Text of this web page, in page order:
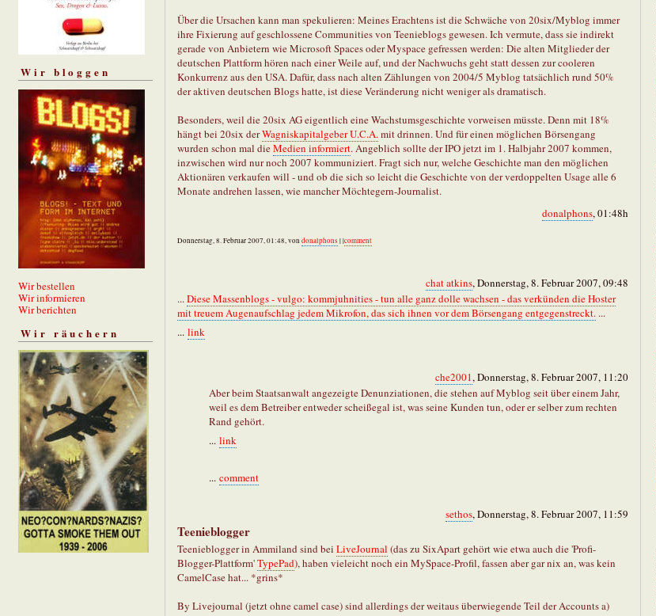
Wir bloggen
Wir bestellen
Wir informieren
Wir berichten
Wir räuchern
Über die Ursachen kann man spekulieren: Meines Erachtens ist die Schwäche von 20six/Myblog immer
ihre Fixierung auf geschlossene Communities von Teenieblogs gewesen. Ich vermute, dass sie indirekt
gerade von Anbietern wie Microsoft Spaces oder Myspace gefressen werden: Die alten Mitglieder der
deutschen Plattform hören nach einer Weile auf, und der Nachwuchs geht statt dessen zur cooleren
Konkurrenz aus den USA. Dafür, dass nach alten Zählungen von 2004/5 Myblog tatsächlich rund 50%
der aktiven deutschen Blogs hatte, ist diese Veränderung nicht weniger als dramatisch.
Besonders, weil die 20six AG eigentlich eine Wachstumsgeschichte vorweisen müsste. Denn mit 18%
hängt bei 20six derWagniskapitalgeber U.C.A.mit drinnen. Und für einen möglichen Börsengang
wurden schon mal dieMedien informiert. Angeblich sollte der IPO jetzt im 1. Halbjahr 2007 kommen,
inzwischen wird nur noch 2007 kommuniziert. Fragt sich nur, welche Geschichte man den möglichen
Aktionären verkaufen will - und ob die sich so leicht die Geschichte von der verdoppelten Usage alle 6
Monate andrehen lassen, wie mancher Möchtegern-Journalist.
donalphons, 01:48h
Donnerstag, 8. Februar 2007, 01:48, von donalphons | |comment
chat atkins, Donnerstag, 8. Februar 2007, 09:48
...Diese Massenblogs - vulgo: kommjuhnities - tun alle ganz dolle wachsen - das verkünden die Hoster
mit treuem Augenaufschlag jedem Mikrofon, das sich ihnen vor dem Börsengang entgegenstreckt. ...
... link
che2001, Donnerstag, 8. Februar 2007, 11:20
Aber beim Staatsanwalt angezeigte Denunziationen, die stehen auf Myblog seit über einem Jahr,
weil es dem Betreiber entweder scheißegal ist, was seine Kunden tun, oder er selber zum rechten
Rand gehört.
... link
... comment
sethos, Donnerstag, 8. Februar 2007, 11:59
Teenieblogger
Teenieblogger in Ammiland sind bei LiveJournal (das zu SixApart gehört wie etwa auch die 'Profi-
Blogger-Plattform'TypePad), haben vieleicht noch ein MySpace-Profil, fassen aber gar nix an, was kein
CamelCase hat... *grins*
By Livejournal (jetzt ohne camel case) sind allerdings der weitaus überwiegende Teil der Accounts a)